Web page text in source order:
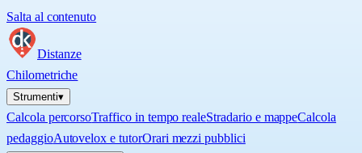
Salta al contenuto
Distanze
Chilometriche
Strumenti▾
Calcola percorsoTraffico in tempo realeStradario e mappeCalcola
pedaggioAutovelox e tutorOrari mezzi pubblici